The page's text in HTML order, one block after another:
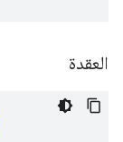
العقدة